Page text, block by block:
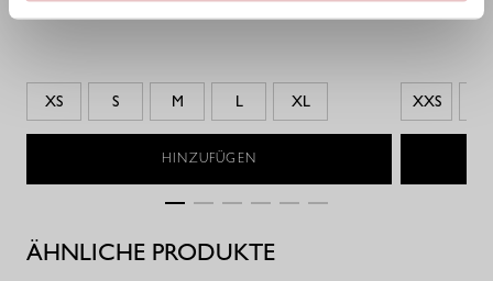
XS S M L XL
HINZUFÜGEN
XXS
ÄHNLICHE PRODUKTE